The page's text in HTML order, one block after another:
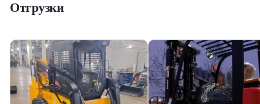
Отгрузки